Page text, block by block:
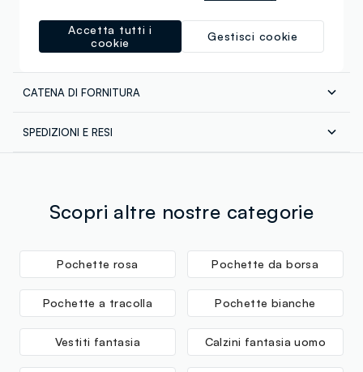
COMPOSIZIONE E CURA
Composizione:
100% POLIESTERE
Lavaggio a mano temperatura massima 40°C
CATENA DI FORNITURA
QUANZHOU REORDERS-FORSUN IMPOR
SPEDIZIONI E RESI
tuoi prodotti in negozio, il servizio è sempre gratuito.
Scopri altre nostre categorie
Pochette rosa Pochette da borsa
Pochette a tracolla Pochette bianche
Vestiti fantasia Calzini fantasia uomo
Gestisci cookie
Accetta tutti i
cookie